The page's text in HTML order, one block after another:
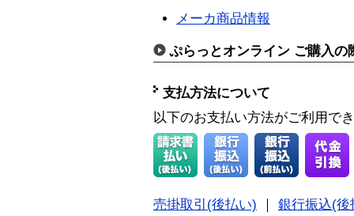
メーカ商品情報
ぷらっとオンライン ご購入の
支払方法について
以下のお支払い方法がご利用で
売掛取引(後払い)
銀行振込(後